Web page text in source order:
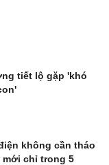
tiết lộ gặp 'khó
không cần tháo
mới chỉ trong 5